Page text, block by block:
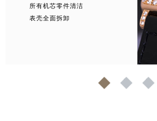
所有机芯零件清洁
表壳全面拆卸
1 2 3